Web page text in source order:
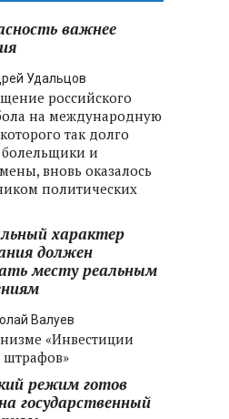
и миграционная
— приоритеты работы
важнее
Удальцов
российского
на международную
так долго
и
вновь оказалось
политических
характер
должен
месту реальным
Валуев
«Инвестиции
штрафов»
режим готов
государственный